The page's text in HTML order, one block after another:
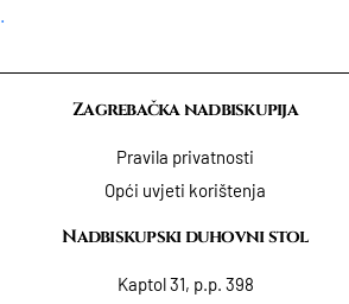
Zagrebačka nadbiskupija
Pravila privatnosti
Opći uvjeti korištenja
Nadbiskupski duhovni stol
Kaptol 31, p.p. 398